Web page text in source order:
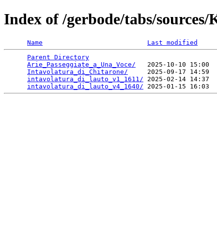
Index of /gerbode/tabs/sources/
Name
Last modified
Parent Directory
Arie_Passeggiate_a_Una_Voce/
2025-10-10
Intavolatura_di_Chitarone/
2025-09-17
intavolatura_di_lauto_v1_1611/ 2025-02-14
intavolatura_di_lauto_v4_1640/